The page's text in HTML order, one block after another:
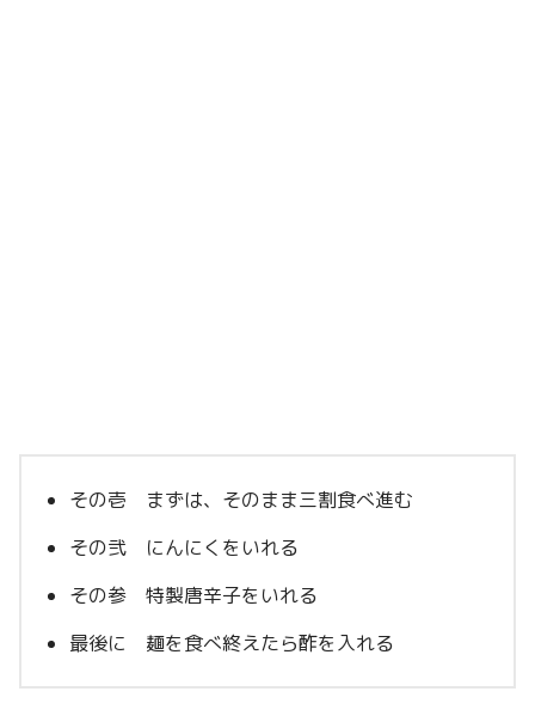
その壱 まずは、そのまま三割食べ進む
その弐 にんにくをいれる
その参 特製唐辛子をいれる
最後に 麺を食べ終えたら酢を入れる